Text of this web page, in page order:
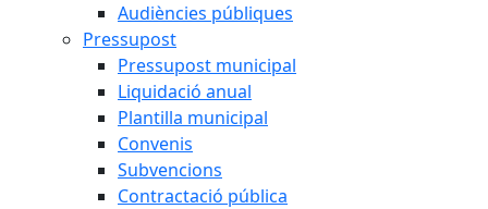
Audiències públiques
Pressupost
Pressupost municipal
Liquidació anual
Plantilla municipal
Convenis
Subvencions
Contractació pública